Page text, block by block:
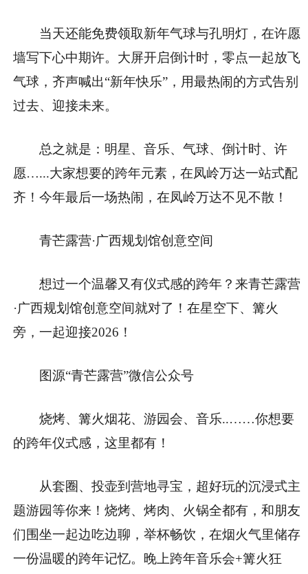
当天还能免费领取新年气球与孔明灯，在许愿
墙写下心中期许。大屏开启倒计时，零点一起放飞
气球，齐声喊出“新年快乐”，用最热闹的方式告别
过去、迎接未来。
总之就是：明星、音乐、气球、倒计时、许
愿…...大家想要的跨年元素，在凤岭万达一站式配
齐！今年最后一场热闹，在凤岭万达不见不散！
青芒露营·广西规划馆创意空间
想过一个温馨又有仪式感的跨年？来青芒露营
·广西规划馆创意空间就对了！在星空下、篝火
旁，一起迎接2026！
图源“青芒露营”微信公众号
烧烤、篝火烟花、游园会、音乐..……你想要
的跨年仪式感，这里都有！
从套圈、投壶到营地寻宝，超好玩的沉浸式主
题游园等你来！烧烤、烤肉、火锅全都有，和朋友
们围坐一起边吃边聊，举杯畅饮，在烟火气里储存
一份温暖的跨年记忆。晚上跨年音乐会+篝火狂